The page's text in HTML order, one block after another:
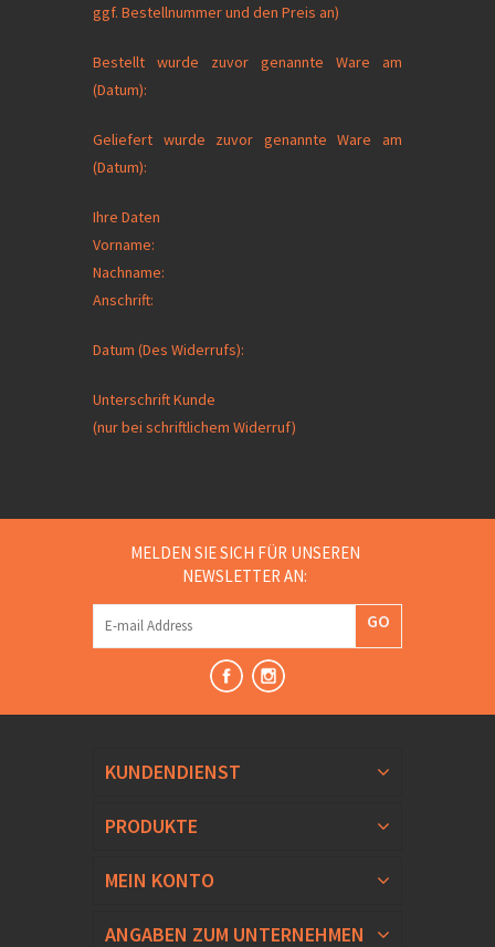
ggf. Bestellnummer und den Preis an)
Bestellt wurde zuvor genannte Ware am
(Datum):
Geliefert wurde zuvor genannte Ware am
(Datum):
Ihre Daten
Vorname:
Nachname:
Anschrift:
Datum (Des Widerrufs):
Unterschrift Kunde
(nur bei schriftlichem Widerruf)
MELDEN SIE SICH FÜR UNSEREN
NEWSLETTER AN:
GO
KUNDENDIENST
PRODUKTE
MEIN KONTO
ANGABEN ZUM UNTERNEHMEN